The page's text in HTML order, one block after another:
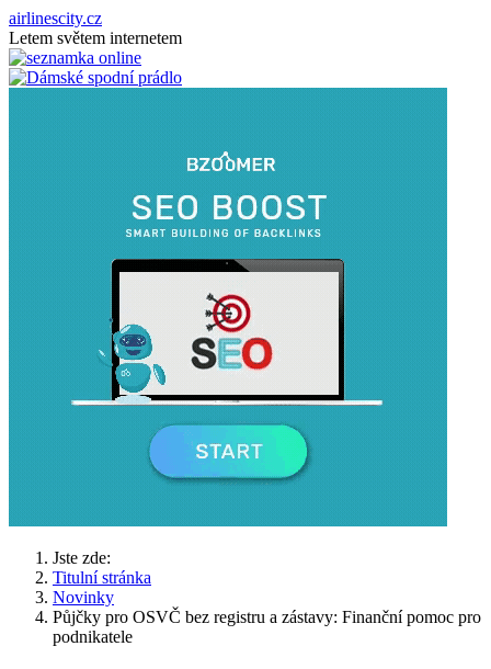
airlinescity.cz
Letem světem internetem
Jste zde:
Titulní stránka
Novinky
Půjčky pro OSVČ bez registru a zástavy: Finanční pomoc pro
podnikatele